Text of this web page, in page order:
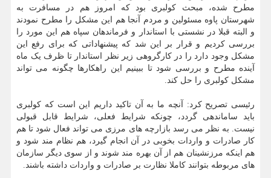
مطرح شده، مبحث کولبری بود که امروز هم در مسافرت به
شهرستان پاوه مسئولین و مردم آنجا هم این مشکل را مطرح نمودند
و البته قبلا در نشستی با استاندار و فرماندهان سپاه هم این مورد را
بررسی کردیم و قرار بر این شد که پیشنهاداتی که برای رفع این
مشکل وجود دارد را در کارگروهی زیر نظر استاندار تا ظرف یک ماه
آینده مطرح و بررسی شود تا ببینیم این راهکارها چگونه می تواند
مشکل کولبری را حل کند.
رئیسی تصریح کرد: آنچه ما به آن تاکید داریم این است که کولبری
باید ساماندهی گردد، چونکه شرایط فعلی، شرایط قابل قبولی
نیست. به نظر می رسد بازارچه های مرزی می تواند فعال شود تا هم
کار صادرات و واردات بخوبی در آن انجام گیرد، هم نظام مند شود و
هم اینکه مرزنشینان هم از آن بهره مند شوند و از سوی دیگر سازمان
های مربوطه بتوانند کاملا نظارت بر صادرات و واردات داشته باشند.